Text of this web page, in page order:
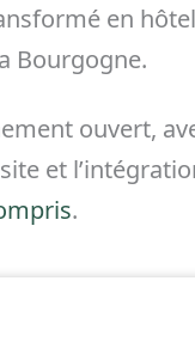
en
Bourgogne.
ouvert,
et
.